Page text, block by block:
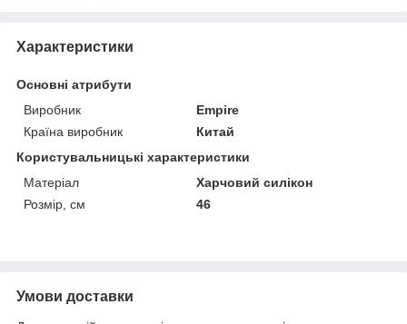
Характеристики
Основні атрибути
Виробник
Empire
Країна виробник
Китай
Користувальницькі характеристики
Матеріал
Харчовий силікон
Розмір, см
46
Умови доставки